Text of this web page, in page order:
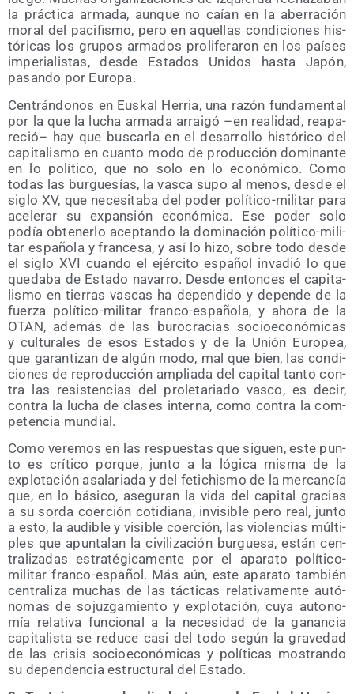
la prác­ti­ca arma­da, aun­que no caían en la abe­rra­ción
moral del paci­fis­mo, pero en aque­llas con­di­cio­nes his­
tó­ri­cas los gru­pos arma­dos pro­li­fe­ra­ron en los paí­ses
impe­ria­lis­tas, des­de Esta­dos Uni­dos has­ta Japón,
pasan­do por Europa.
Cen­trán­do­nos en Eus­kal Herria, una razón fun­da­men­tal
por la que la lucha arma­da arrai­gó –en reali­dad, reapa­
re­ció– hay que bus­car­la en el desa­rro­llo his­tó­ri­co del
capi­ta­lis­mo en cuan­to modo de pro­duc­ción domi­nan­te
en lo polí­ti­co, que no solo en lo eco­nó­mi­co. Como
todas las bur­gue­sías, la vas­ca supo al menos, des­de el
siglo XV, que nece­si­ta­ba del poder polí­ti­co-mili­tar para
ace­le­rar su expan­sión eco­nó­mi­ca. Ese poder solo
podía obte­ner­lo acep­tan­do la domi­na­ción polí­ti­co-mili­
tar espa­ño­la y fran­ce­sa, y así lo hizo, sobre todo des­de
el siglo XVI cuan­do el ejér­ci­to espa­ñol inva­dió lo que
que­da­ba de Esta­do nava­rro. Des­de enton­ces el capi­ta­
lis­mo en tie­rras vas­cas ha depen­di­do y depen­de de la
fuer­za polí­ti­co-mili­tar fran­co-espa­ño­la, y aho­ra de la
OTAN, ade­más de las buro­cra­cias socio­eco­nó­mi­cas
y cul­tu­ra­les de esos Esta­dos y de la Unión Euro­pea,
que garan­ti­zan de algún modo, mal que bien, las con­di­
cio­nes de repro­duc­ción amplia­da del capi­tal tan­to con­
tra las resis­ten­cias del pro­le­ta­ria­do vas­co, es decir,
con­tra la lucha de cla­ses inter­na, como con­tra la com­
pe­ten­cia mundial.
Como vere­mos en las res­pues­tas que siguen, este pun­
to es crí­ti­co por­que, jun­to a la lógi­ca mis­ma de la
explo­ta­ción asa­la­ria­da y del feti­chis­mo de la mer­can­cía
que, en lo bási­co, ase­gu­ran la vida del capi­tal gra­cias
a su sor­da coer­ción coti­dia­na, invi­si­ble pero real, jun­to
a esto, la audi­ble y visi­ble coer­ción, las vio­len­cias múl­ti­
ples que apun­ta­lan la civi­li­za­ción bur­gue­sa, están cen­
tra­li­za­das estra­té­gi­ca­men­te por el apa­ra­to polí­ti­co-
mili­tar fran­co-espa­ñol. Más aún, este apa­ra­to tam­bién
cen­tra­li­za muchas de las tác­ti­cas rela­ti­va­men­te autó­
no­mas de sojuz­ga­mien­to y explo­ta­ción, cuya auto­no­
mía rela­ti­va fun­cio­nal a la nece­si­dad de la ganan­cia
capi­ta­lis­ta se redu­ce casi del todo según la gra­ve­dad
de las cri­sis socio­eco­nó­mi­cas y polí­ti­cas mos­tran­do
su depen­den­cia estruc­tu­ral del Estado.